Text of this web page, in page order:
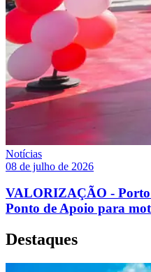
Notícias
08 de julho de 2026
VALORIZAÇÃO -
Ponto de Apoio para
Destaques